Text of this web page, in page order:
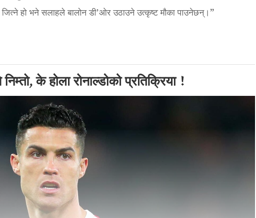
हो भने सलाहले बालोन डी’ओर उठाउने उत्कृष्ट मौका पाउनेछन्।”
के होला रोनाल्डोको प्रतिक्रिया !